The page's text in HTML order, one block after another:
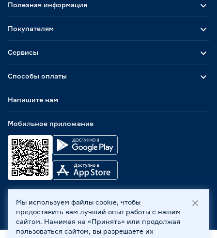
Способы оплаты
Мобильное приложение
Полезная информация
Покупателям
Сервисы
Напишите нам
ООО «Бауцентр Рус» 2004 -2026, 236029, г. Калининград,
ул. А.Невского, 205. ИНН 7702596813, КПП 390601001 ©
Все права защищены
Политика обработки персональных данных
Мы используем файлы cookie, чтобы
предоставить вам лучший опыт работы с нашим
сайтом. Нажимая на «Принять» или продолжая
пользоваться сайтом, вы разрешаете их